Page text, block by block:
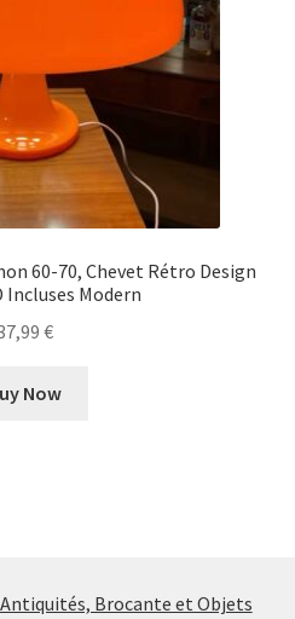
60-70, Chevet Rétro Design
Incluses Modern
€
Now
Brocante et Objets